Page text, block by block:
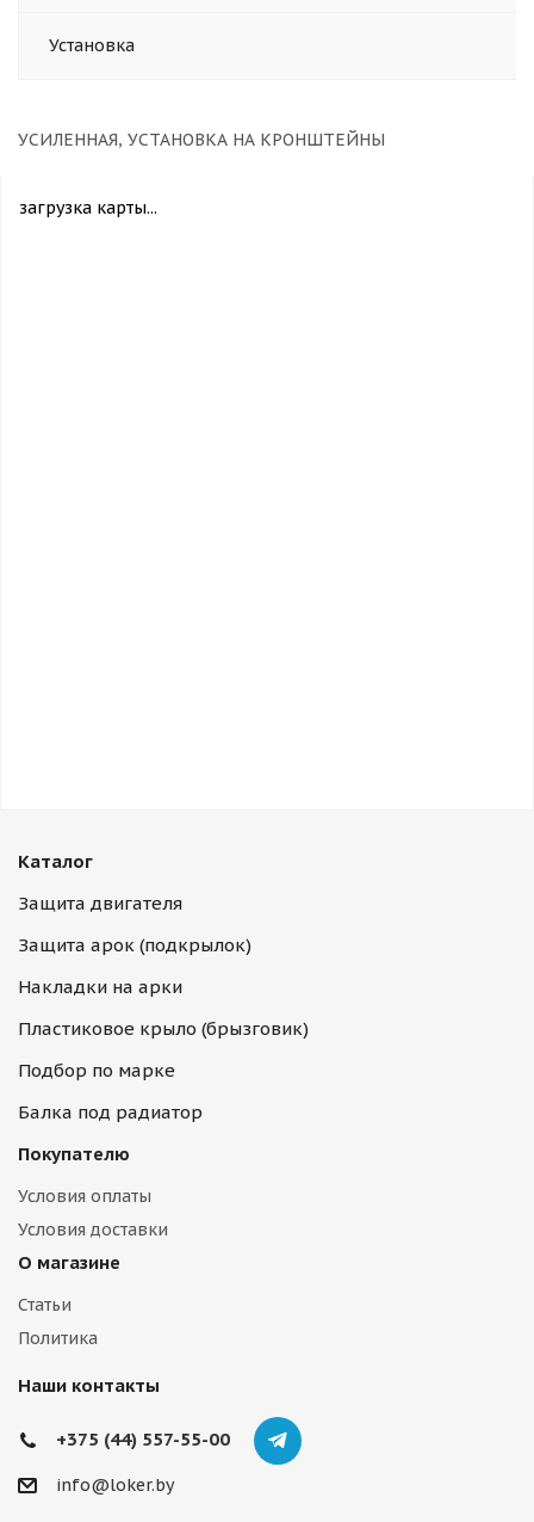
Установка
УСИЛЕННАЯ, УСТАНОВКА НА КРОНШТЕЙНЫ
загрузка карты...
Каталог
Защита двигателя
Защита арок (подкрылок)
Накладки на арки
Пластиковое крыло (брызговик)
Подбор по марке
Балка под радиатор
Покупателю
Условия оплаты
Условия доставки
О магазине
Статьи
Политика
Наши контакты
+375 (44) 557-55-00
info@loker.by